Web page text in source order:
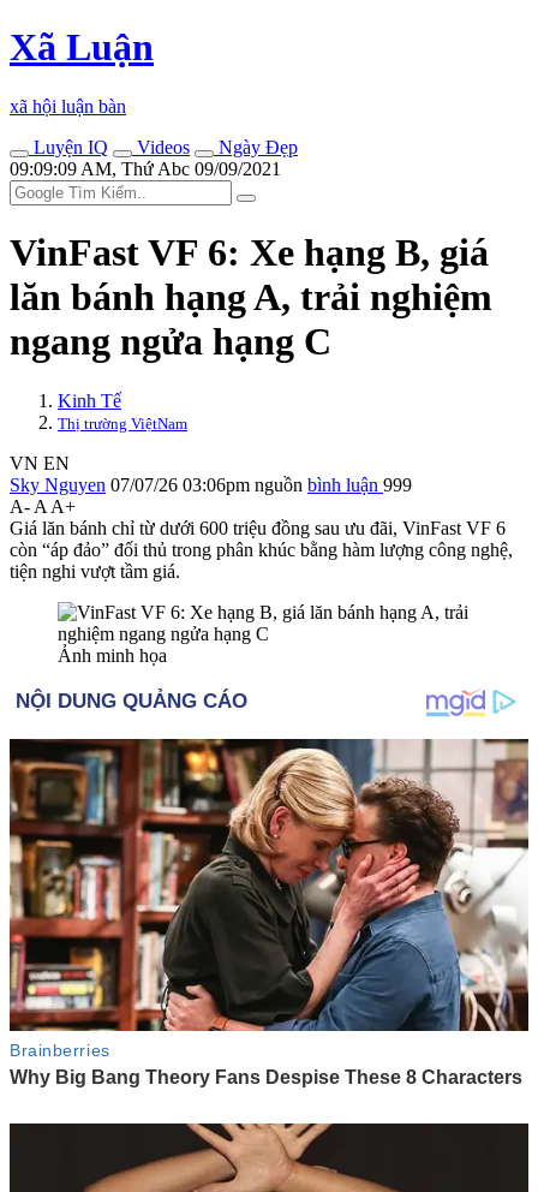
Xã Luận
xã hội luận bàn
Luyện IQ
Videos
Ngày Đẹp
09:09:09 AM, Thứ Abc 09/09/2021
VinFast VF 6: Xe hạng B, giá
lăn bánh hạng A, trải nghiệm
ngang ngửa hạng C
Kinh Tế
Thị trường ViệtNam
VN EN
Sky Nguyen 07/07/26 03:06pm nguồn bình luận 999
A- A A+
Giá lăn bánh chỉ từ dưới 600 triệu đồng sau ưu đãi, VinFast VF 6
còn “áp đảo” đối thủ trong phân khúc bằng hàm lượng công nghệ,
tiện nghi vượt tầm giá.
Ảnh minh họa